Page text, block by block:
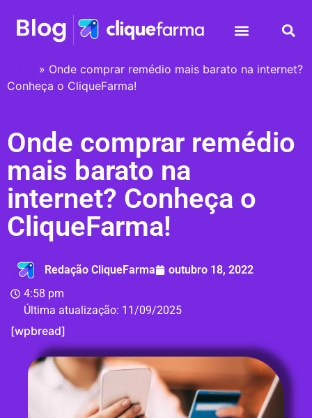
» Onde comprar remédio mais barato na internet?
Conheça o CliqueFarma!
Onde comprar remédio
mais barato na
internet? Conheça o
CliqueFarma!
Redação CliqueFarma
outubro 18, 2022
4:58 pm
Última atualização: 11/09/2025
[wpbread]